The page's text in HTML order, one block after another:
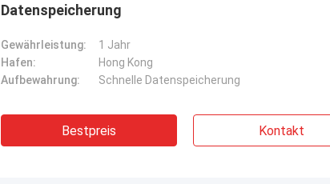
Datenspeicherung
Gewährleistung:
1 Jahr
Hafen:
Hong Kong
Aufbewahrung:
Schnelle Datenspeicherung
Bestpreis Kontakt